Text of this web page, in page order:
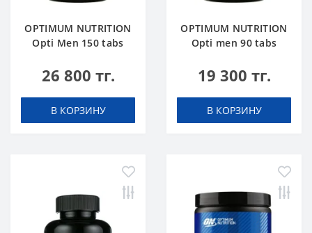
OPTIMUM NUTRITION
Opti Men 150 tabs
26 800 тг.
В КОРЗИНУ
OPTIMUM NUTRITION
Opti men 90 tabs
19 300 тг.
В КОРЗИНУ